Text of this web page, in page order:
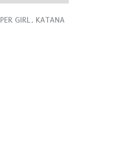
GIRL, KATANA